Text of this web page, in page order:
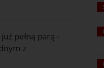
pełną parą -
z